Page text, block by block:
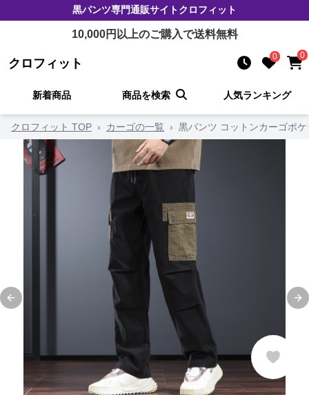
黒パンツ専門通販サイトクロフィット
10,000円以上のご購入で送料無料
クロフィット 0 0
新着商品 商品を検索 人気ランキング
クロフィット TOP › カーゴの一覧 › 黒パンツ コットンカーゴポ
Previous slide